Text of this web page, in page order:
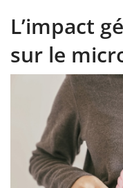
L’impact
sur le